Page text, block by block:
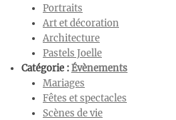
Portraits
Art et décoration
Architecture
Pastels Joelle
Catégorie :Évènements
Mariages
Fêtes et spectacles
Scènes de vie